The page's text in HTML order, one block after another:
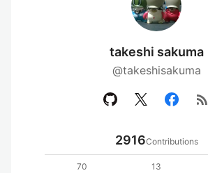
takeshi sakuma
@takeshisakuma
rss_feed
2916Contributions
70
13